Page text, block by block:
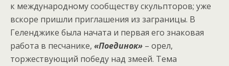
к международному сообществу скульпторов; уже
вскоре пришли приглашения из заграницы. В
Геленджике была начата и первая его знаковая
работа в песчанике, «Поединок» – орел,
торжествующий победу над змеей. Тема